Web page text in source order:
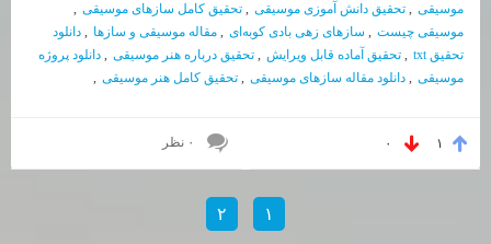
موسیقی , تحقیق دانش آموزی موسیقی , تحقیق کامل سازهای موسیقی ,
موسیقی چیست , سازهای زهی بادی کوبه‌ای , مقاله موسیقی و سازها , دانلود
تحقیق txt
, تحقیق آماده قابل ویرایش , تحقیق درباره هنر موسیقی , دانلود پروژه
موسیقی , دانلود مقاله سازهای موسیقی , تحقیق کامل هنر موسیقی ,
۱ ۰ ۰ نظر
۱ ۲